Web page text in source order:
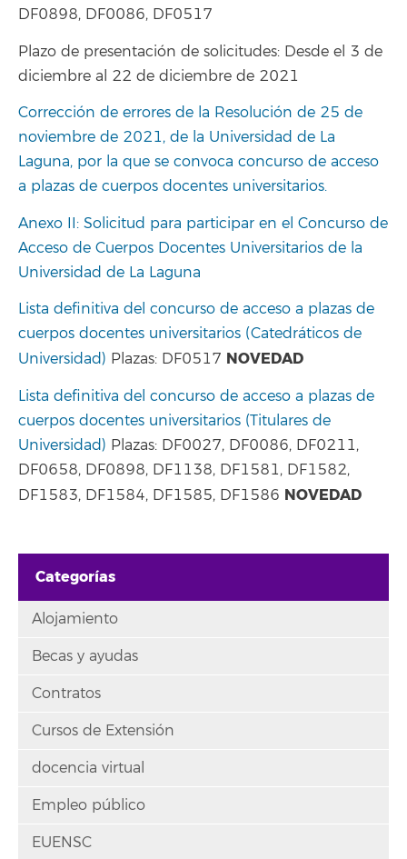
DF0898, DF0086, DF0517
Plazo de presentación de solicitudes: Desde el 3 de
diciembre al 22 de diciembre de 2021
Corrección de errores de la Resolución de 25 de
noviembre de 2021, de la Universidad de La
Laguna, por la que se convoca concurso de acceso
a plazas de cuerpos docentes universitarios.
Anexo II: Solicitud para participar en el Concurso de
Acceso de Cuerpos Docentes Universitarios de la
Universidad de La Laguna
Lista definitiva del concurso de acceso a plazas de
cuerpos docentes universitarios (Catedráticos de
Universidad) Plazas: DF0517 NOVEDAD
Lista definitiva del concurso de acceso a plazas de
cuerpos docentes universitarios (Titulares de
Universidad) Plazas: DF0027, DF0086, DF0211,
DF0658, DF0898, DF1138, DF1581, DF1582,
DF1583, DF1584, DF1585, DF1586 NOVEDAD
Categorías
Alojamiento
Becas y ayudas
Contratos
Cursos de Extensión
docencia virtual
Empleo público
EUENSC